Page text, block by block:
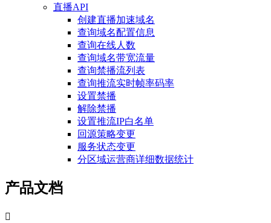
直播API
创建直播加速域名
查询域名配置信息
查询在线人数
查询域名带宽流量
查询禁播流列表
查询推流实时帧率码率
设置禁播
解除禁播
设置推流IP白名单
回源策略变更
服务状态变更
分区域运营商详细数据统计
产品文档
